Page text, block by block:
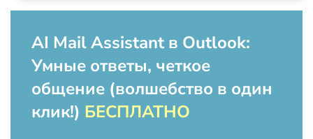
AI Mail Assistant в Outlook:
Умные ответы, четкое
общение (волшебство в один
клик!) БЕСПЛАТНО